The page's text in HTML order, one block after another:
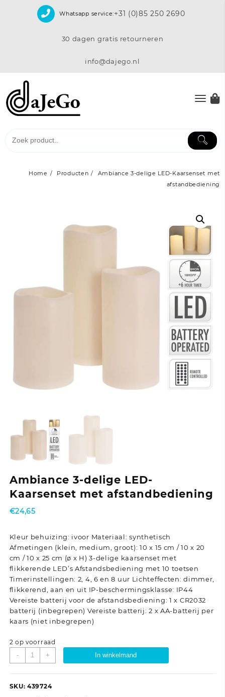
Whatsapp service:+31 (0)85 250 2690
30 dagen gratis retourneren
info@dajego.nl
Home Producten
Ambiance 3-delige LED-Kaarsenset met
afstandbediening
Ambiance 3-delige LED-
Kaarsenset met afstandbediening
€24,65
Kleur behuizing: ivoor Materiaal: synthetisch
Afmetingen (klein, medium, groot): 10 x 15 cm / 10 x 20
cm / 10 x 25 cm (ø x H) 3-delige kaarsenset met
flikkerende LED’s Afstandsbediening met 10 toetsen
Timerinstellingen: 2, 4, 6 en 8 uur Lichteffecten: dimmer,
flikkerend, aan en uit IP-beschermingsklasse: IP44
Vereiste batterij voor de afstandsbediening: 1 x CR2032
batterij (inbegrepen) Vereiste batterij: 2 x AA-batterij per
kaars (niet inbegrepen)
2 op voorraad
-
Ambiance
3-
LED-
+ In winkelmand
SKU: 439724